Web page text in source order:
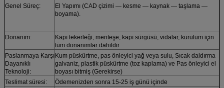
Genel Süreç:
El Yapımı (CAD çizimi — kesme — kaynak — taşlama —
boyama).
Donanım:
Kapı tekerleği, menteşe, kapı sürgüsü, vidalar, kurulum için
tüm donanımlar dahildir
Paslanmaya Karşı
Dayanıklı
Teknoloji:
Kum püskürtme, pas önleyici yağ veya sulu, Sıcak daldırma
galvaniz, plastik püskürtme (toz kaplama) ve Pas önleyici el
boyası bitmiş (Gerekirse)
Teslimat süresi:
Ödemenizden sonra 15-25 iş günü içinde